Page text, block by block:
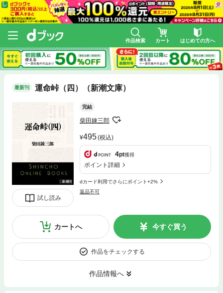
作品検索 カート はじめての方へ
最新刊 運命峠（四）（新潮文庫）
試し読み
完結
柴田錬三郎
495(税込)
4pt獲得
ポイント詳細
dカード利用でさらにポイント+2%
返品不可
カートへ 今すぐ買う
作品をチェックする
作品情報へ